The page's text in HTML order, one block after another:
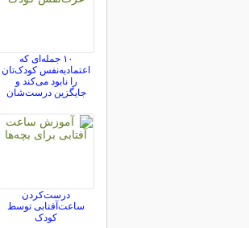
۱۰ جمله‌ای که
اعتمادبه‌نفس کودک‌تان
را نابود می‌کند و
جایگزین درست‌شان
درست‌کردن
ساعت‌آفتابی توسط
کودک